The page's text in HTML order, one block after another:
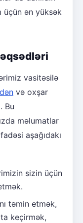
ən yüksək
vasitəsilə
və oxşar
Bu
məlumatlar
aşağıdakı
sizin üçün
təmin etmək,
keçirmək,